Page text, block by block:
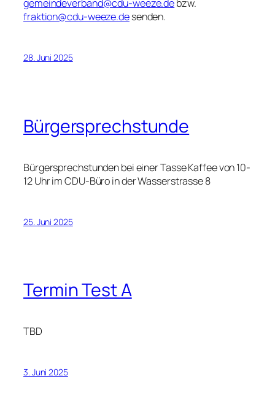
gemeindeverband@cdu-weeze.debzw.
fraktion@cdu-weeze.desenden.
28. Juni 2025
Bürgersprechstunde
Bürgersprechstunden bei einer Tasse Kaffee von 10-
12 Uhr im CDU-Büro in der Wasserstrasse 8
25. Juni 2025
Termin Test A
TBD
3. Juni 2025